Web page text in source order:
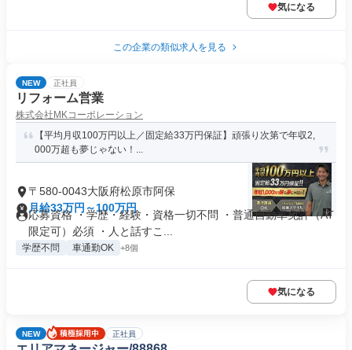
気になる
この企業の類似求人を見る
NEW 正社員
リフォーム営業
株式会社MKコーポレーション
【平均月収100万円以上／固定給33万円保証】頑張り次第で年収2,
000万超も夢じゃない！...
〒580-0043大阪府松原市阿保
月給33万円～100万円
応募資格 ・学歴・経験・資格一切不問 ・普通自動車免許（AT
限定可）必須 ・人と話すこ...
学歴不問 車通勤OK +8個
気になる
NEW 正社員